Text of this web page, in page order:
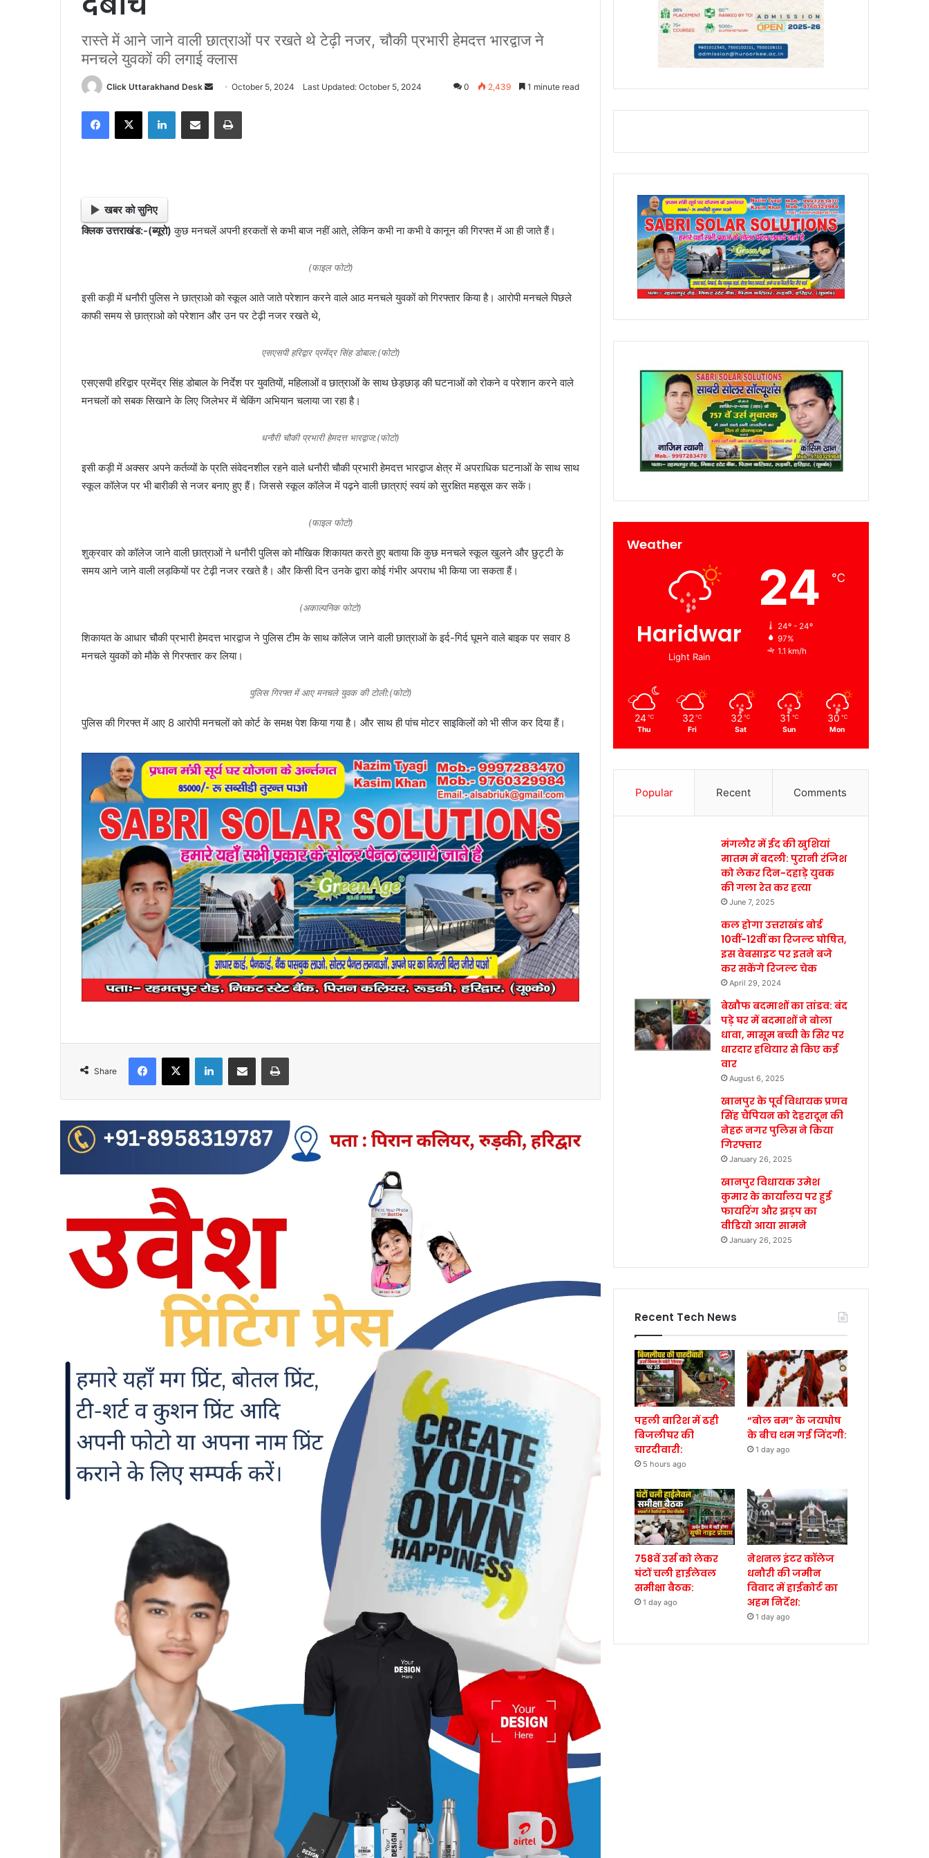
रास्ते में आने जाने वाली छात्राओं पर रखते थे टेढ़ी नजर, चौकी प्रभारी हेमदत्त भारद्वाज ने
मनचले युवकों की लगाई क्लास
Click Uttarakhand Desk
d
i
October 5, 2024 Last Updated: October 5, 2024 0 2,439 1 minute read
खबर को सुनिए
क्लिक उत्तराखंड:-(ब्यूरो) कुछ मनचलें अपनी हरकतों से कभी बाज नहीं आते, लेकिन कभी ना कभी वे कानून की गिरफ्त में आ ही जाते हैं।
(फाइल फोटो)
इसी कड़ी में धनौरी पुलिस ने छात्राओ को स्कूल आते जाते परेशान करने वाले आठ मनचले युवकों को गिरफ्तार किया है। आरोपी मनचले पिछले
काफी समय से छात्राओ को परेशान और उन पर टेढ़ी नजर रखते थे,
एसएसपी हरिद्वार प्रमेंद्र सिंह डोबाल:(फोटो)
एसएसपी हरिद्वार प्रमेंद्र सिंह डोबाल के निर्देश पर युवतियों, महिलाओं व छात्राओं के साथ छेड़छाड़ की घटनाओं को रोकने व परेशान करने वाले
मनचलों को सबक सिखाने के लिए जिलेभर में चेकिंग अभियान चलाया जा रहा है।
धनौरी चौकी प्रभारी हेमदत्त भारद्वाज:(फोटो)
इसी कड़ी में अक्सर अपने कर्तव्यों के प्रति संवेदनशील रहने वाले धनौरी चौकी प्रभारी हेमदत्त भारद्वाज क्षेत्र में अपराधिक घटनाओं के साथ साथ
स्कूल कॉलेज पर भी बारीकी से नजर बनाए हुए हैं। जिससे स्कूल कॉलेज में पढ़ने वाली छात्राएं स्वयं को सुरक्षित महसूस कर सकें।
(फाइल फोटो)
शुक्रवार को कॉलेज जाने वाली छात्राओं ने धनौरी पुलिस को मौखिक शिकायत करते हुए बताया कि कुछ मनचले स्कूल खुलने और छुट्टी के
समय आने जाने वाली लड़कियों पर टेढ़ी नजर रखते है। और किसी दिन उनके द्वारा कोई गंभीर अपराध भी किया जा सकता हैं।
(अकाल्पनिक फोटो)
शिकायत के आधार चौकी प्रभारी हेमदत्त भारद्वाज ने पुलिस टीम के साथ कॉलेज जाने वाली छात्राओं के इर्द-गिर्द घूमने वाले बाइक पर सवार 8
मनचले युवकों को मौके से गिरफ्तार कर लिया।
पुलिस गिरफ्त में आए मनचले युवक की टोली:(फोटो)
पुलिस की गिरफ्त में आए 8 आरोपी मनचलों को कोर्ट के समक्ष पेश किया गया है। और साथ ही पांच मोटर साइकिलों को भी सीज कर दिया हैं।
Share
Weather
Haridwar
Light Rain
24 ℃
24º - 24º
97%
1.1 km/h
24 ℃
Thu
32 ℃
Fri
32 ℃
Sat
31 ℃
Sun
30 ℃
Mon
Popular Recent Comments
मंगलौर में ईद की खुशियां
मातम में बदली: पुरानी रंजिश
को लेकर दिन-दहाड़े युवक
की गला रेत कर हत्या
June 7, 2025
कल होगा उत्तराखंड बोर्ड
10वीं-12वीं का रिजल्ट घोषित,
इस वेबसाइट पर इतने बजे
कर सकेंगे रिजल्ट चेक
April 29, 2024
बेखौफ बदमाशों का तांडव: बंद
पड़े घर में बदमाशों ने बोला
धावा, मासूम बच्ची के सिर पर
धारदार हथियार से किए कई
वार
August 6, 2025
खानपुर के पूर्व विधायक प्रणव
सिंह चैंपियन को देहरादून की
नेहरू नगर पुलिस ने किया
गिरफ्तार
January 26, 2025
खानपुर विधायक उमेश
कुमार के कार्यालय पर हुई
फायरिंग और झड़प का
वीडियो आया सामने
January 26, 2025
Recent Tech News
पहली बारिश में ढही
बिजलीघर की
चारदीवारी:
5 hours ago
“बोल बम” के जयघोष
के बीच थम गई जिंदगी:
1 day ago
758वें उर्स को लेकर
घंटों चली हाईलेवल
समीक्षा बैठक:
1 day ago
नेशनल इंटर कॉलेज
धनौरी की जमीन
विवाद में हाईकोर्ट का
अहम निर्देश:
1 day ago